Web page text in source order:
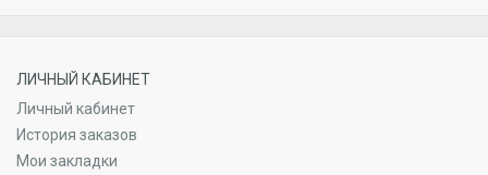
ЛИЧНЫЙ КАБИНЕТ
Личный кабинет
История заказов
Мои закладки